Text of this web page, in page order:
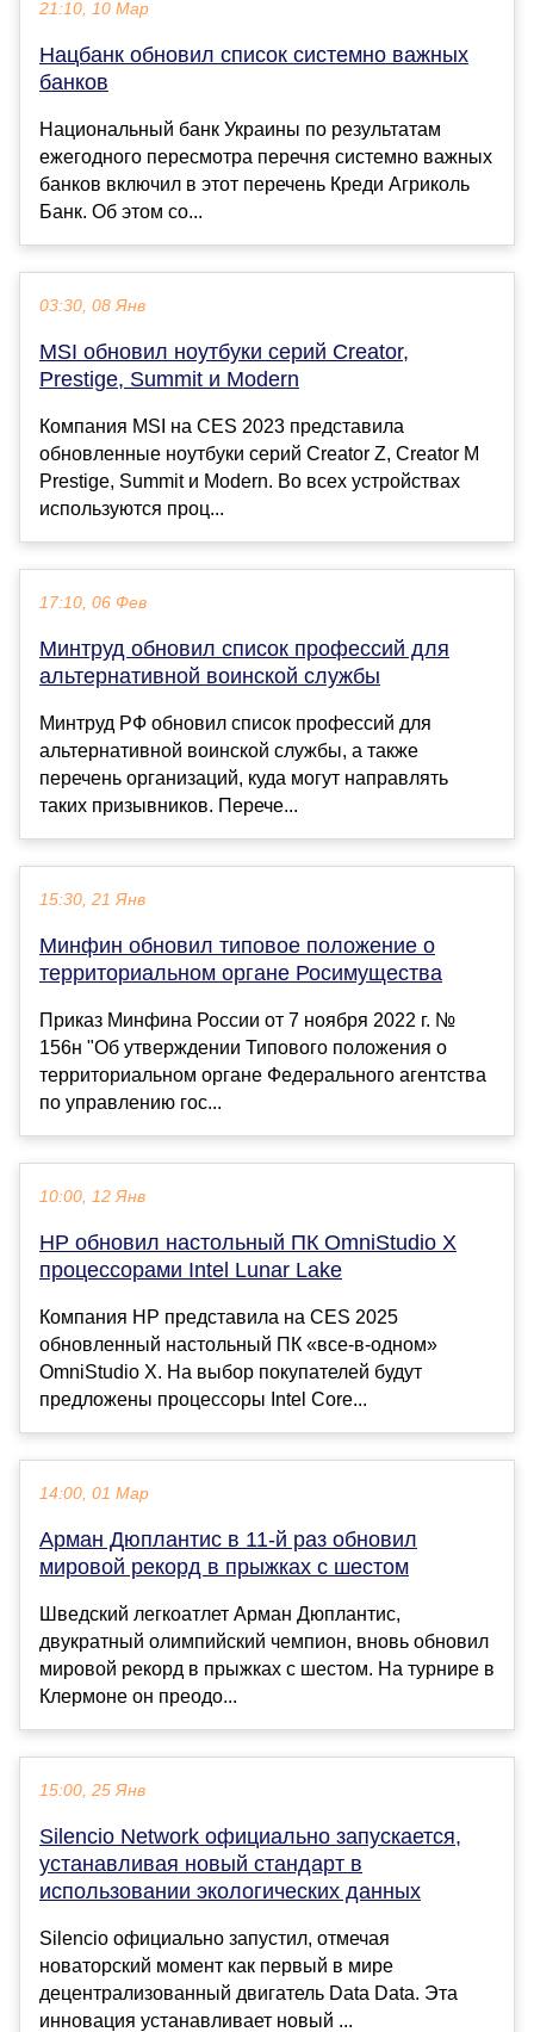
21:10, 10 Мар
Нацбанк обновил список системно важных
банков
Национальный банк Украины по результатам
ежегодного пересмотра перечня системно важных
банков включил в этот перечень Креди Агриколь
Банк. Об этом со...
03:30, 08 Янв
MSI обновил ноутбуки серий Creator,
Prestige, Summit и Modern
Компания MSI на CES 2023 представила
обновленные ноутбуки серий Creator Z, Creator M
Prestige, Summit и Modern. Во всех устройствах
используются проц...
17:10, 06 Фев
Минтруд обновил список профессий для
альтернативной воинской службы
Минтруд РФ обновил список профессий для
альтернативной воинской службы, а также
перечень организаций, куда могут направлять
таких призывников. Перече...
15:30, 21 Янв
Минфин обновил типовое положение о
территориальном органе Росимущества
Приказ Минфина России от 7 ноября 2022 г. №
156н "Об утверждении Типового положения о
территориальном органе Федерального агентства
по управлению гос...
10:00, 12 Янв
HP обновил настольный ПК OmniStudio X
процессорами Intel Lunar Lake
Компания HP представила на CES 2025
обновленный настольный ПК «все-в-одном»
OmniStudio X. На выбор покупателей будут
предложены процессоры Intel Core...
14:00, 01 Мар
Арман Дюплантис в 11-й раз обновил
мировой рекорд в прыжках с шестом
Шведский легкоатлет Арман Дюплантис,
двукратный олимпийский чемпион, вновь обновил
мировой рекорд в прыжках с шестом. На турнире в
Клермоне он преодо...
15:00, 25 Янв
Silencio Network официально запускается,
устанавливая новый стандарт в
использовании экологических данных
Silencio официально запустил, отмечая
новаторский момент как первый в мире
децентрализованный двигатель Data Data. Эта
инновация устанавливает новый ...